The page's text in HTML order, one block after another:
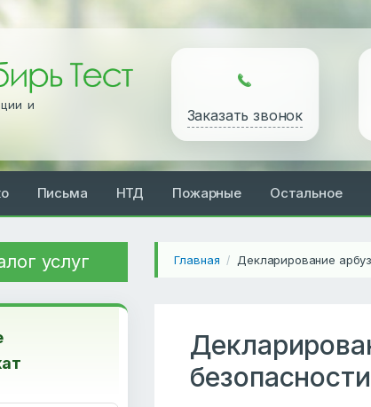
и
Заказать звонок
Письма НТД Пожарные Остальное
услуг Главная / Декларирование